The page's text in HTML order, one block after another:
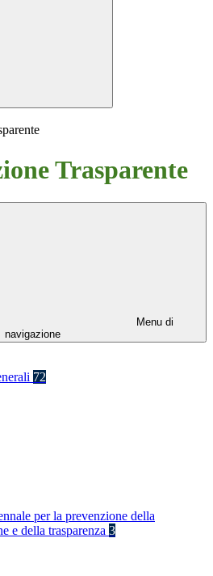
Trasparente
Menu di
navigazione
72
per la prevenzione della
e della trasparenza 3